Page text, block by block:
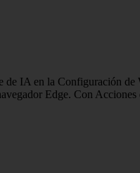
IA en la Configuración
Edge. Con